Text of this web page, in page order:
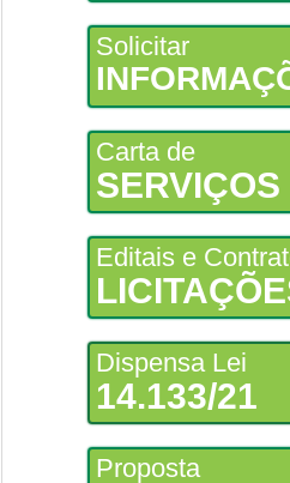
Solicitar
Carta de
SERVIÇOS
Editais e
Dispensa Lei
14.133/21
Proposta